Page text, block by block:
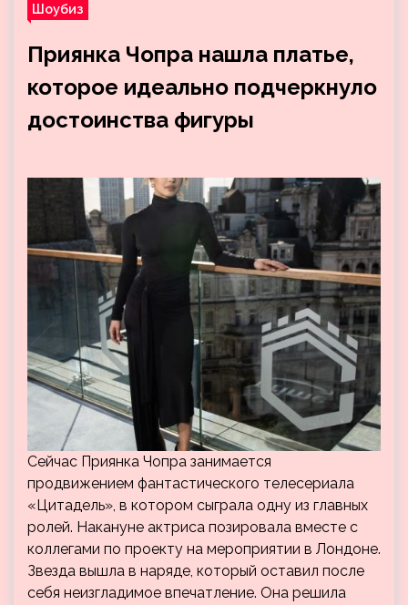
Шоубиз
Приянка Чопра нашла платье,
которое идеально подчеркнуло
достоинства фигуры
Сейчас Приянка Чопра занимается
продвижением фантастического телесериала
«Цитадель», в котором сыграла одну из главных
ролей. Накануне актриса позировала вместе с
коллегами по проекту на мероприятии в Лондоне.
Звезда вышла в наряде, который оставил после
себя неизгладимое впечатление. Она решила